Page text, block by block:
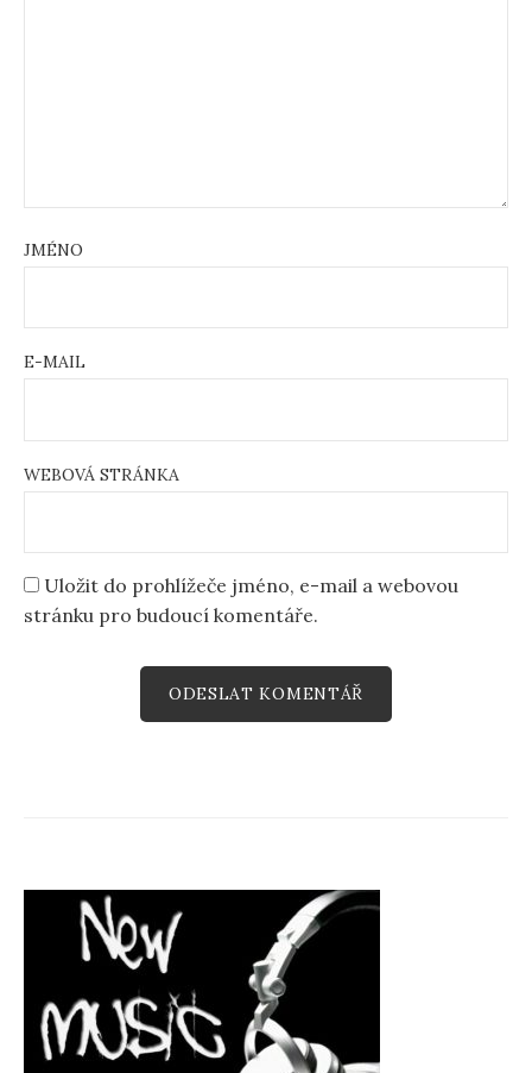
JMÉNO
E-MAIL
WEBOVÁ STRÁNKA
Uložit do prohlížeče jméno, e-mail a webovou
stránku pro budoucí komentáře.